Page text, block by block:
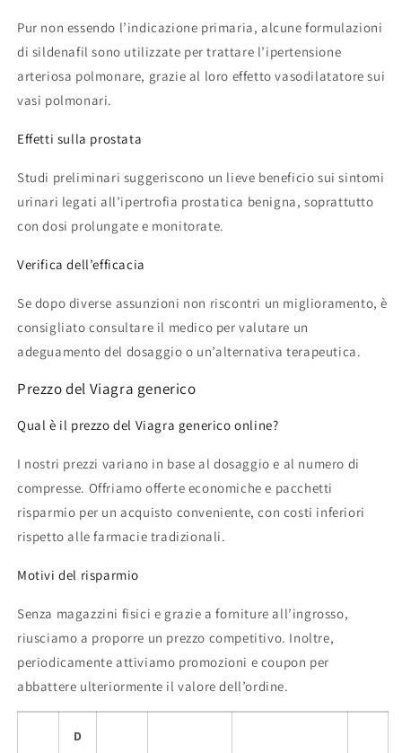
Pur non essendo l’indicazione primaria, alcune formulazioni
di sildenafil sono utilizzate per trattare l’ipertensione
arteriosa polmonare, grazie al loro effetto vasodilatatore sui
vasi polmonari.
Effetti sulla prostata
Studi preliminari suggeriscono un lieve beneficio sui sintomi
urinari legati all’ipertrofia prostatica benigna, soprattutto
con dosi prolungate e monitorate.
Verifica dell’efficacia
Se dopo diverse assunzioni non riscontri un miglioramento, è
consigliato consultare il medico per valutare un
adeguamento del dosaggio o un’alternativa terapeutica.
Prezzo del Viagra generico
Qual è il prezzo del Viagra generico online?
I nostri prezzi variano in base al dosaggio e al numero di
compresse. Offriamo offerte economiche e pacchetti
risparmio per un acquisto conveniente, con costi inferiori
rispetto alle farmacie tradizionali.
Motivi del risparmio
Senza magazzini fisici e grazie a forniture all’ingrosso,
riusciamo a proporre un prezzo competitivo. Inoltre,
periodicamente attiviamo promozioni e coupon per
abbattere ulteriormente il valore dell’ordine.
D